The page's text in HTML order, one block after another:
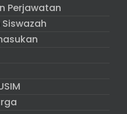
Perjawatan